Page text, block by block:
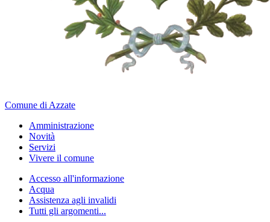
Comune di Azzate
Amministrazione
Novità
Servizi
Vivere il comune
Accesso all'informazione
Acqua
Assistenza agli invalidi
Tutti gli argomenti...